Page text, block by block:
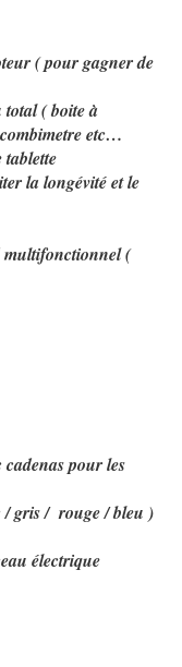
( pour gagner de
total ( boite à
etc…
la longévité et le
multifonctionnel (
pour les
/ gris / rouge / bleu )
électrique